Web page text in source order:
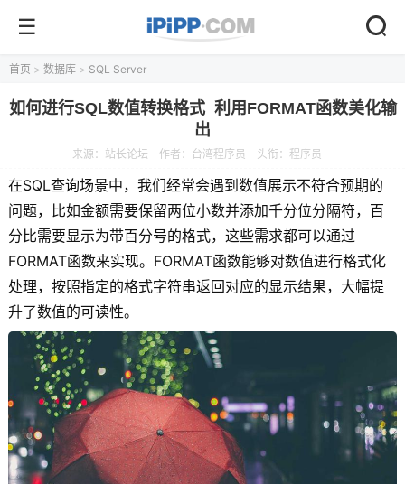
首页 > 数据库 > SQL Server
如何进行SQL数值转换格式_利用FORMAT函数美化输
出
来源： 站长论坛 作者：台湾程序员 头衔：程序员
在SQL查询场景中，我们经常会遇到数值展示不符合预期的
问题，比如金额需要保留两位小数并添加千分位分隔符，百
分比需要显示为带百分号的格式，这些需求都可以通过
FORMAT函数来实现。FORMAT函数能够对数值进行格式化
处理，按照指定的格式字符串返回对应的显示结果，大幅提
升了数值的可读性。